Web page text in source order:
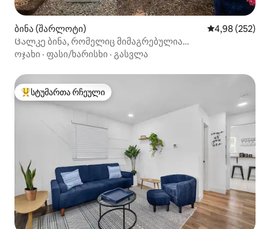
ბინა (შარლოტი) საშუალო
4,98 (252)
Ცალკე ბინა, რომელიც მიმაგრებულია
საცხოვრებელთან დახურულ ეზოში EVCharg
ოჯახი · ფასი/ხარისხი · გასვლა
სტუმართა რჩეული მოწინავე ვარიანტი
სტუმართა რჩეული